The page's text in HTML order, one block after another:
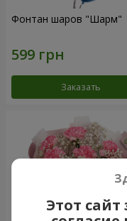
Фонтан шаров "Шарм"
Заказать
Этот